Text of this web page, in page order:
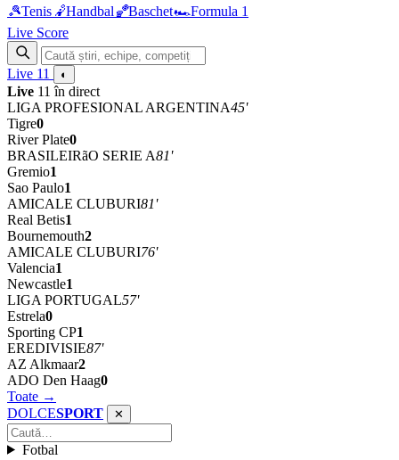
🎾Tenis 🤾Handbal🏀Baschet🏎Formula 1
Live Score
Live 11 ◐
Live 11 în direct
LIGA PROFESIONAL ARGENTINA45'
Tigre0
River Plate0
BRASILEIRãO SERIE A81'
Gremio1
Sao Paulo1
AMICALE CLUBURI81'
Real Betis1
Bournemouth2
AMICALE CLUBURI76'
Valencia1
Newcastle1
LIGA PORTUGAL57'
Estrela0
Sporting CP1
EREDIVISIE87'
AZ Alkmaar2
ADO Den Haag0
Toate →
DOLCESPORT ✕
Fotbal